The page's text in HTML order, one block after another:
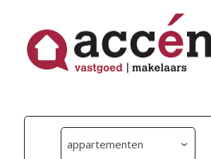
appartementen